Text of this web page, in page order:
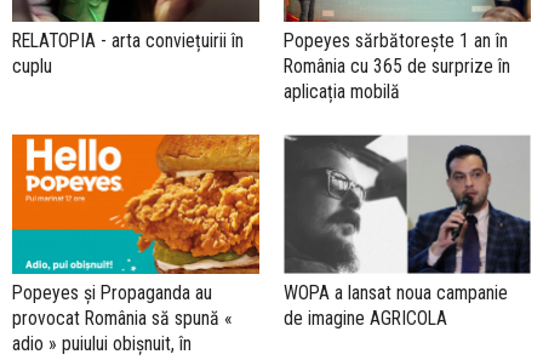
RELATOPIA - arta conviețuirii în
cuplu
Popeyes sărbătorește 1 an în
România cu 365 de surprize în
aplicația mobilă
Popeyes și Propaganda au
provocat România să spună «
adio » puiului obișnuit, în
WOPA a lansat noua campanie
de imagine AGRICOLA